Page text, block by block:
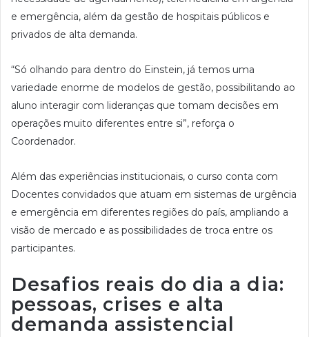
e emergência, além da gestão de hospitais públicos e
privados de alta demanda.
“Só olhando para dentro do Einstein, já temos uma
variedade enorme de modelos de gestão, possibilitando ao
aluno interagir com lideranças que tomam decisões em
operações muito diferentes entre si”, reforça o
Coordenador.
Além das experiências institucionais, o curso conta com
Docentes convidados que atuam em sistemas de urgência
e emergência em diferentes regiões do país, ampliando a
visão de mercado e as possibilidades de troca entre os
participantes.
Desafios reais do dia a dia:
pessoas, crises e alta
demanda assistencial